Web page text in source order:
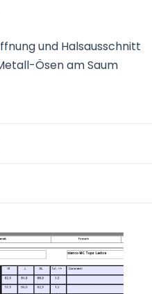
und Halsausschnitt
Ösen am Saum